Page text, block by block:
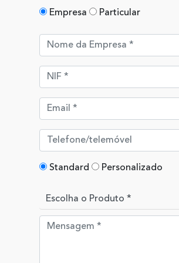
Empresa Particular
Standard Personalizado